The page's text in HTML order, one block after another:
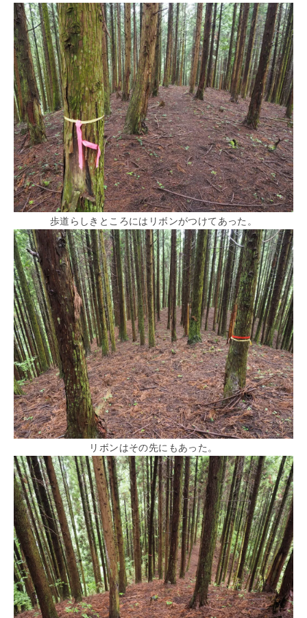
歩道らしきところにはリボンがつけてあった。
リボンはその先にもあった。